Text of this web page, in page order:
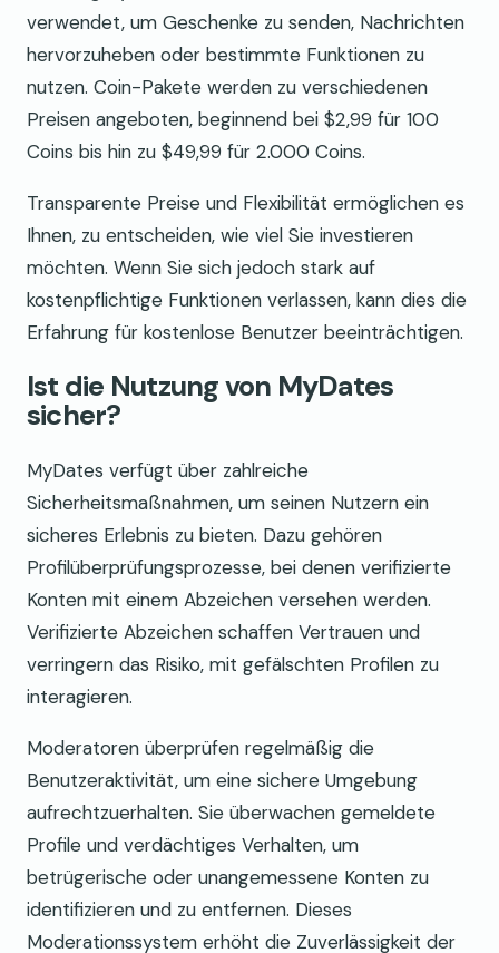
verwendet, um Geschenke zu senden, Nachrichten
hervorzuheben oder bestimmte Funktionen zu
nutzen. Coin-Pakete werden zu verschiedenen
Preisen angeboten, beginnend bei $2,99 für 100
Coins bis hin zu $49,99 für 2.000 Coins.
Transparente Preise und Flexibilität ermöglichen es
Ihnen, zu entscheiden, wie viel Sie investieren
möchten. Wenn Sie sich jedoch stark auf
kostenpflichtige Funktionen verlassen, kann dies die
Erfahrung für kostenlose Benutzer beeinträchtigen.
Ist die Nutzung von MyDates
sicher?
MyDates verfügt über zahlreiche
Sicherheitsmaßnahmen, um seinen Nutzern ein
sicheres Erlebnis zu bieten. Dazu gehören
Profilüberprüfungsprozesse, bei denen verifizierte
Konten mit einem Abzeichen versehen werden.
Verifizierte Abzeichen schaffen Vertrauen und
verringern das Risiko, mit gefälschten Profilen zu
interagieren.
Moderatoren überprüfen regelmäßig die
Benutzeraktivität, um eine sichere Umgebung
aufrechtzuerhalten. Sie überwachen gemeldete
Profile und verdächtiges Verhalten, um
betrügerische oder unangemessene Konten zu
identifizieren und zu entfernen. Dieses
Moderationssystem erhöht die Zuverlässigkeit der